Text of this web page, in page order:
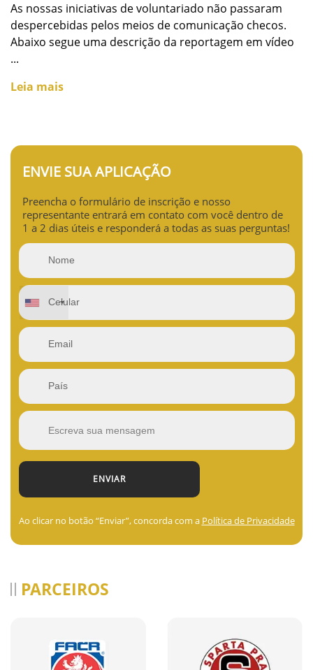
As nossas iniciativas de voluntariado não passaram
despercebidas pelos meios de comunicação checos.
Abaixo segue uma descrição da reportagem em vídeo
...
Leia mais
ENVIE SUA APLICAÇÃO
Preencha o formulário de inscrição e nosso
representante entrará em contato com você dentro de
1 a 2 dias úteis e responderá a todas as suas perguntas!
Ao clicar no botão “Enviar”, concorda com a Política de Privacidade
PARCEIROS